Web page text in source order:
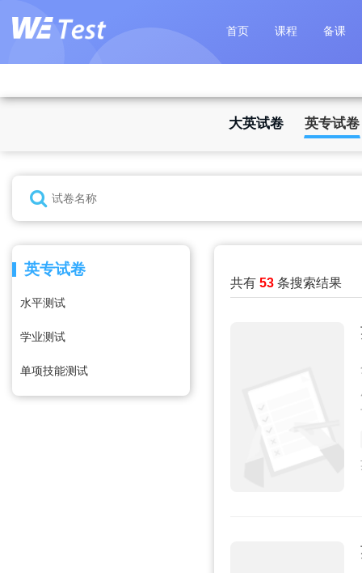
首页 课程 备课
大英试卷 英专试卷
英专试卷
水平测试
学业测试
单项技能测试
共有 53 条搜索结果